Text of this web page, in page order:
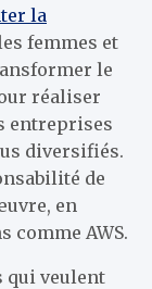
la
femmes et
le
réaliser
entreprises
diversifiés.
de
en
AWS.
qui veulent